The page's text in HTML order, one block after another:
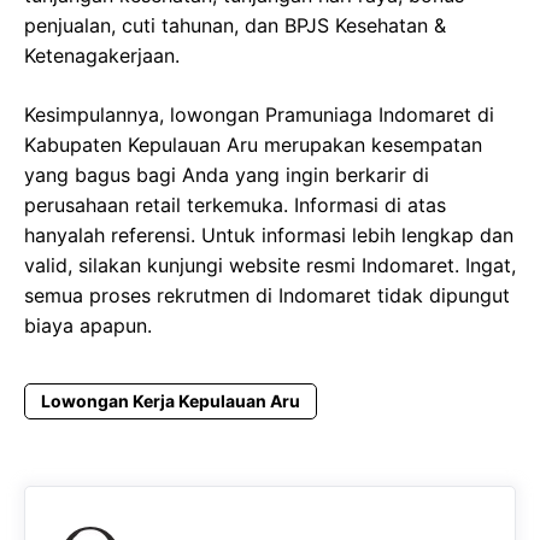
penjualan, cuti tahunan, dan BPJS Kesehatan &
Ketenagakerjaan.
Kesimpulannya, lowongan Pramuniaga Indomaret di
Kabupaten Kepulauan Aru merupakan kesempatan
yang bagus bagi Anda yang ingin berkarir di
perusahaan retail terkemuka. Informasi di atas
hanyalah referensi. Untuk informasi lebih lengkap dan
valid, silakan kunjungi website resmi Indomaret. Ingat,
semua proses rekrutmen di Indomaret tidak dipungut
biaya apapun.
Lowongan Kerja Kepulauan Aru